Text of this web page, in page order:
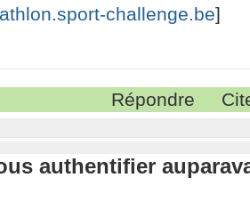
challenge.be]
Répondre
authentifier